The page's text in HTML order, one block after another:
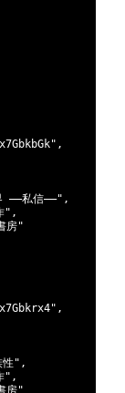
,
――私信――" ,
" ,
房"
,
性" ,
" ,
房"